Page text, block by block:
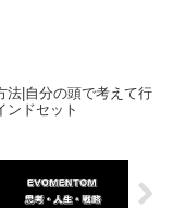
法|自分の頭で考えて行
ンドセット